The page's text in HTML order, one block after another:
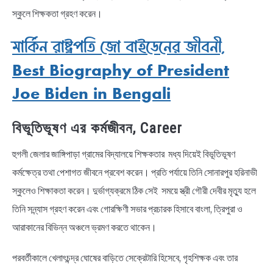
স্কুলে শিক্ষকতা গ্রহণ করেন।
মার্কিন রাষ্ট্রপতি জো বাইডেনের জীবনী,
Best Biography of President
Joe Biden in Bengali
বিভূতিভূষণ এর কর্মজীবন, Career
হুগলী জেলার জাঙ্গিপাড়া গ্রামের বিদ্যালয়ে শিক্ষকতার মধ্য দিয়েই বিভূতিভূষণ
কর্মক্ষেত্র তথা পেশাগত জীবনে প্রবেশ করেন। প্রতি পর্যায়ে তিনি সোনারপুর হরিনাভী
স্কুলেও শিক্ষাকতা করেন। দুর্ভাগ্যক্রমে ঠিক সেই সময়ে স্ত্রী গৌরী দেবীর মৃত্যু হলে
তিনি সন্ন্যাস গ্রহণ করেন এবং গোরক্ষিণী সভার প্রচারক হিসাবে বাংলা, ত্রিপুরা ও
আরাকানের বিভিন্ন অঞ্চলে ভ্রমণ করতে থাকেন।
পরবর্তীকালে খেলাৎচন্দ্র ঘোষের বাড়িতে সেক্রেটারি হিসেবে, গৃহশিক্ষক এবং তার